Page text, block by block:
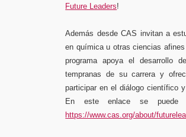
Future Leaders!
Además desde CAS invitan a
en química u otras ciencias
programa apoya el desarrollo
tempranas de su carrera y
participar en el diálogo científico
En este enlace se puede
https://www.cas.org/about/